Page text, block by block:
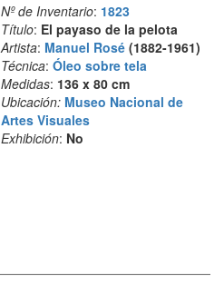
Nº de Inventario: 1823
Título: El payaso de la pelota
Artista: Manuel Rosé(1882-1961)
Técnica: Óleo sobre tela
Medidas: 136 x 80 cm
Ubicación: Museo Nacional de
Artes Visuales
Exhibición: No